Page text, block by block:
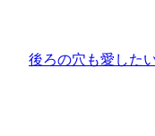
後ろの穴も愛したい